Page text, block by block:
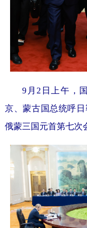
9月2日上午，国
京、蒙古国总统呼
俄蒙三国元首第七次